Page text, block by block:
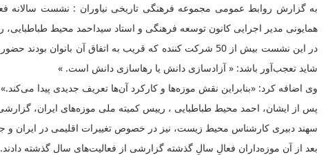
به گزارش روابط عمومی مجموعه فرهنگی تاریخی نیاوران : نشست سالانه
همایونی مدیر اجرایی کانون توسعه فرهنگی و استاد سیداحمد محیط
در این نشست بیش از 50 شرکت کننده که قریب به اتفاق آن
شاید تعجب‌آور باشد: « آزادسازی دانش یا رهاسازی دانش است. »
وی اضافه کرد: «بنابراین نقش موزه‌ها و کارکرد آن‌ها تعریف جدیدی پیدا می‌کند.»
پس از ایشان، احمد محیط طباطبایی ، رییس کمیته ملی موزه‌های ایران،
سهند دبیری کارشناس محیط زیست، نیز در خصوص تغییرات اقلیمی در ایران
بعد از آن موزه‌داران فعالِ سالِ گذشته گزارشی از فعالیت‌های سال گذشته دادند.